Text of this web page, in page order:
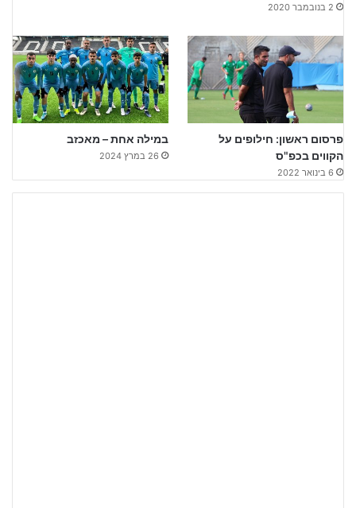
2 בנובמבר 2020
פרסום ראשון: חילופים על
הקווים בכפ"ס
6 בינואר 2022
במילה אחת – מאכזב
26 במרץ 2024